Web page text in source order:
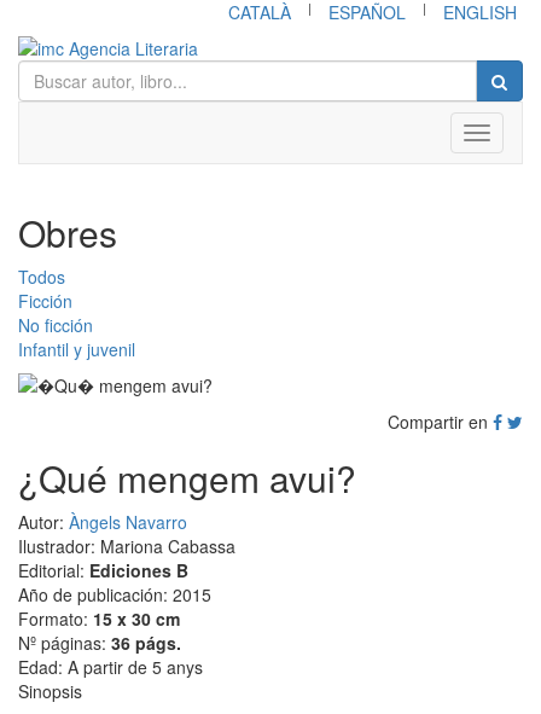
CATALÀ | ESPAÑOL | ENGLISH
Toggle
Obres
Todos
Ficción
No ficción
Infantil y juvenil
Compartir en
¿Qué mengem avui?
Autor: Àngels Navarro
Ilustrador: Mariona Cabassa
Editorial: Ediciones B
Año de publicación: 2015
Formato: 15 x 30 cm
Nº páginas: 36 págs.
Edad: A partir de 5 anys
Sinopsis